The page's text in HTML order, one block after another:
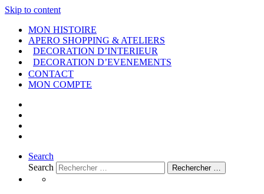
Skip to content
MON HISTOIRE
APERO SHOPPING & ATELIERS
DECORATION D’INTERIEUR
DECORATION D’EVENEMENTS
CONTACT
MON COMPTE
Search
Search
Rechercher …